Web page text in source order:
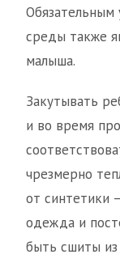
Обязательным
среды также
малыша.
Закутывать
и во время
чрезмерно
от синтетики
одежда и
быть сшиты из